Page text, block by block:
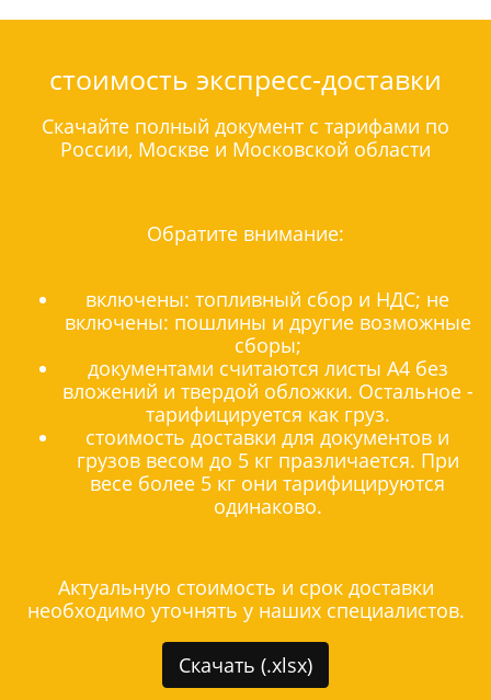
стоимость экспресс-доставки
Скачайте полный документ с тарифами по
России, Москве и Московской области
Обратите внимание:
включены: топливный сбор и НДС; не
включены: пошлины и другие возможные
сборы;
документами считаются листы А4 без
вложений и твердой обложки. Остальное -
тарифицируется как груз.
стоимость доставки для документов и
грузов весом до 5 кг празличается. При
весе более 5 кг они тарифицируются
одинаково.
Актуальную стоимость и срок доставки
необходимо уточнять у наших специалистов.
Скачать (.xlsx)